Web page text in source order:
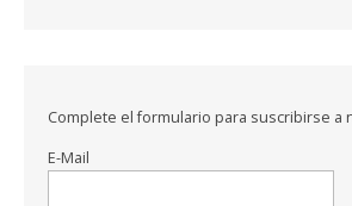
Complete el formulario para suscribirse a
E-Mail